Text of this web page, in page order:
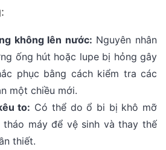
không lên nước: Nguyên nhân
ống hút hoặc lupe bị hỏng gây
phục bằng cách kiểm tra các
một chiều mới.
to: Có thể do ổ bi bị khô mỡ
tháo máy để vệ sinh và thay thế
thiết.